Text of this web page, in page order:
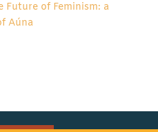
Future of Feminism: a
Aúna